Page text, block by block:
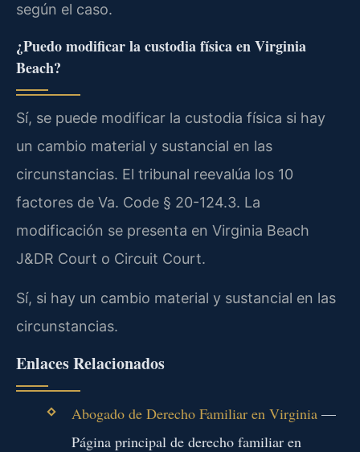
según el caso.
¿Puedo modificar la custodia física en Virginia
Beach?
Sí, se puede modificar la custodia física si hay
un cambio material y sustancial en las
circunstancias. El tribunal reevalúa los 10
factores de Va. Code § 20-124.3. La
modificación se presenta en Virginia Beach
J&DR Court o Circuit Court.
Sí, si hay un cambio material y sustancial en las
circunstancias.
Enlaces Relacionados
Abogado de Derecho Familiar en Virginia—
Página principal de derecho familiar en